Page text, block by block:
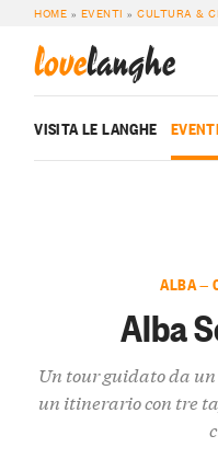
HOME » EVENTI »CULTURA &
lovelanghe
VISITA LE LANGHE EVENTI
ALBA —
Alba
Un tour guidato da
un itinerario con tre